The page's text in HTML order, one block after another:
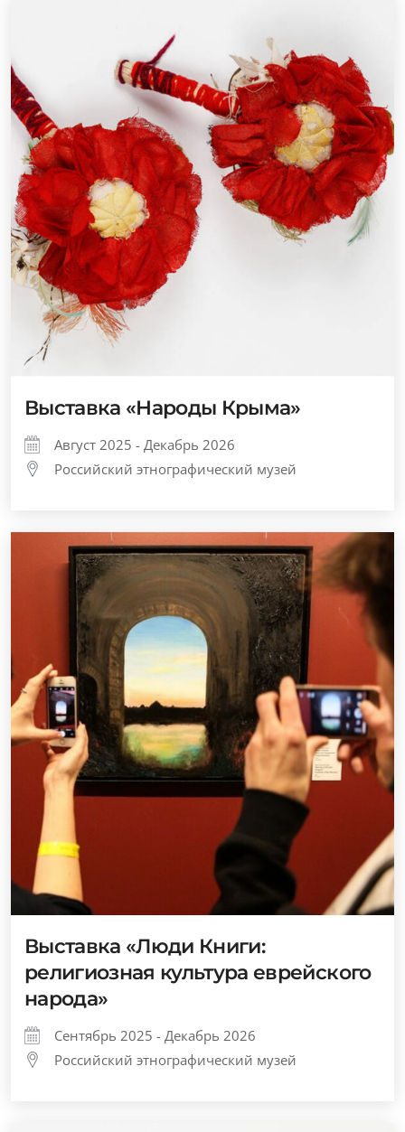
Выставка «Народы Крыма»
Август 2025 - Декабрь 2026
Российский этнографический музей
Выставка «Люди Книги:
религиозная культура еврейского
народа»
Сентябрь 2025 - Декабрь 2026
Российский этнографический музей